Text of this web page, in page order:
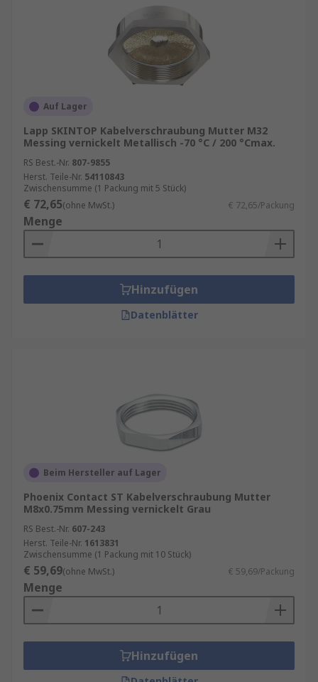
Auf Lager
Lapp SKINTOP Kabelverschraubung Mutter M32
Messing vernickelt Metallisch -70 °C / 200 °Cmax.
RS Best.-Nr. 807-9855
Herst. Teile-Nr. 54110843
Zwischensumme (1 Packung mit 5 Stück)
€ 72,65(ohne MwSt.) € 72,65/Packung
Menge
Hinzufügen
Datenblätter
Beim Hersteller auf Lager
Phoenix Contact ST Kabelverschraubung Mutter
M8x0.75mm Messing vernickelt Grau
RS Best.-Nr. 607-243
Herst. Teile-Nr. 1613831
Zwischensumme (1 Packung mit 10 Stück)
€ 59,69(ohne MwSt.) € 59,69/Packung
Menge
Hinzufügen